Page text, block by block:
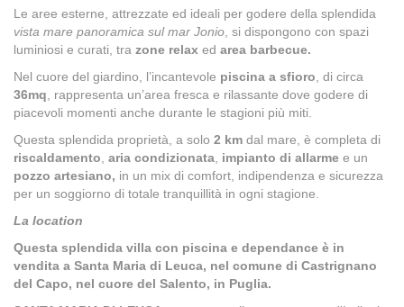
Le aree esterne, attrezzate ed ideali per godere della splendida
vista mare panoramica sul mar Jonio, si dispongono con spazi
luminiosi e curati, tra zone relax ed area barbecue.
Nel cuore del giardino, l’incantevole piscina a sfioro, di circa
36mq, rappresenta un’area fresca e rilassante dove godere di
piacevoli momenti anche durante le stagioni più miti.
Questa splendida proprietà, a solo 2 km dal mare, è completa di
riscaldamento, aria condizionata, impianto di allarme e un
pozzo artesiano, in un mix di comfort, indipendenza e sicurezza
per un soggiorno di totale tranquillità in ogni stagione.
La location
Questa splendida villa con piscina e dependance è in
vendita a Santa Maria di Leuca, nel comune di Castrignano
del Capo, nel cuore del Salento, in Puglia.